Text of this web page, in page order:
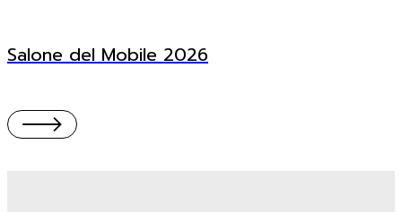
Salone del Mobile 2026